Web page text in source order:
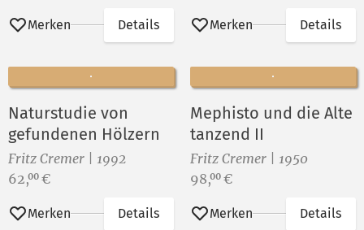
Merken Details Merken Details
Naturstudie von
gefundenen Hölzern
Fritz Cremer | 1992
Preis:
62,00 €
Merken Details
Mephisto und die Alte
tanzend II
Fritz Cremer | 1950
Preis:
98,00 €
Merken Details